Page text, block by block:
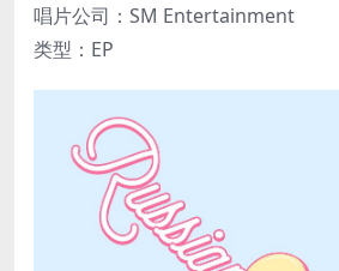
唱片公司：SM Entertainment
类型：EP